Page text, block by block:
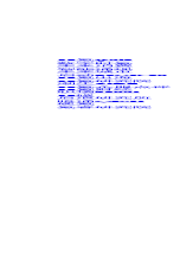
36氪Auto
未来消费
未来城市
36氪出海
硬氪